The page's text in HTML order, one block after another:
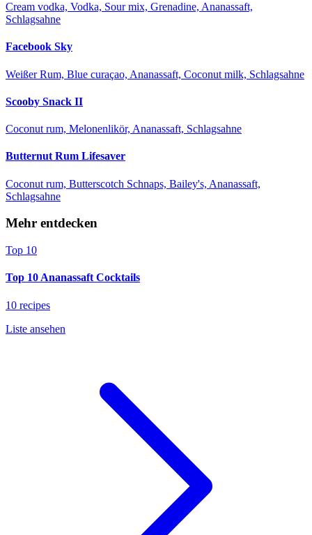
Cream vodka, Vodka, Sour mix, Grenadine, Ananassaft,
Schlagsahne
Facebook Sky
Weißer Rum, Blue curaçao, Ananassaft, Coconut milk, Schlagsahne
Scooby Snack II
Coconut rum, Melonenlikör, Ananassaft, Schlagsahne
Butternut Rum Lifesaver
Coconut rum, Butterscotch Schnaps, Bailey's, Ananassaft,
Schlagsahne
Mehr entdecken
Top 10
Top 10 Ananassaft Cocktails
10 recipes
Liste ansehen